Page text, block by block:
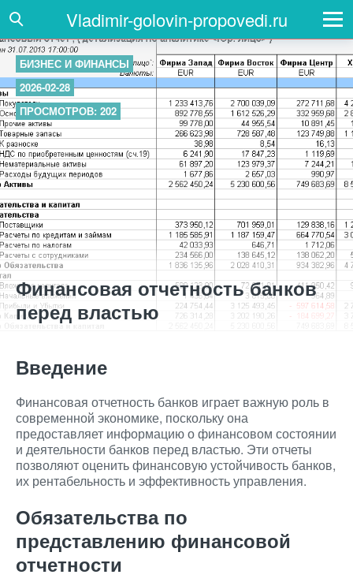
Vladimir-golovin-propovedi.ru
БИЗНЕС И ФИНАНСЫ
2026-02-28
ПРОСМОТРОВ: 202
Финансовая отчетность банков
перед властью
Введение
Финансовая отчетность банков играет важную роль в
современной экономике, поскольку она
предоставляет информацию о финансовом состоянии
и деятельности банков перед властью. Эти отчеты
позволяют оценить финансовую устойчивость банков,
их рентабельность и эффективность управления.
Обязательства по
представлению финансовой
отчетности